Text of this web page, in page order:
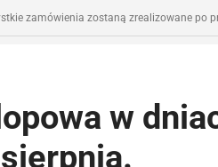
w
zamówienia zostaną zrealizowane po
HPAWyposażenie Taktyczne